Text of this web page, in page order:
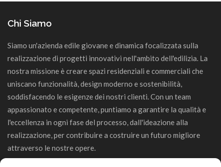
Chi Siamo
Siamo un'azienda edile giovane e dinamica focalizzata sulla
realizzazione di progetti innovativi nell'ambito dell'edilizia. La
nostra missione è creare spazi residenziali e commerciali che
uniscano funzionalità, design moderno e sostenibilità,
soddisfacendo le esigenze dei nostri clienti. Con un team
appassionato e competente, puntiamo a garantire la qualità e
l'eccellenza in ogni fase del processo, dall'ideazione alla
realizzazione, per contribuire a costruire un futuro migliore
attraverso le nostre opere.